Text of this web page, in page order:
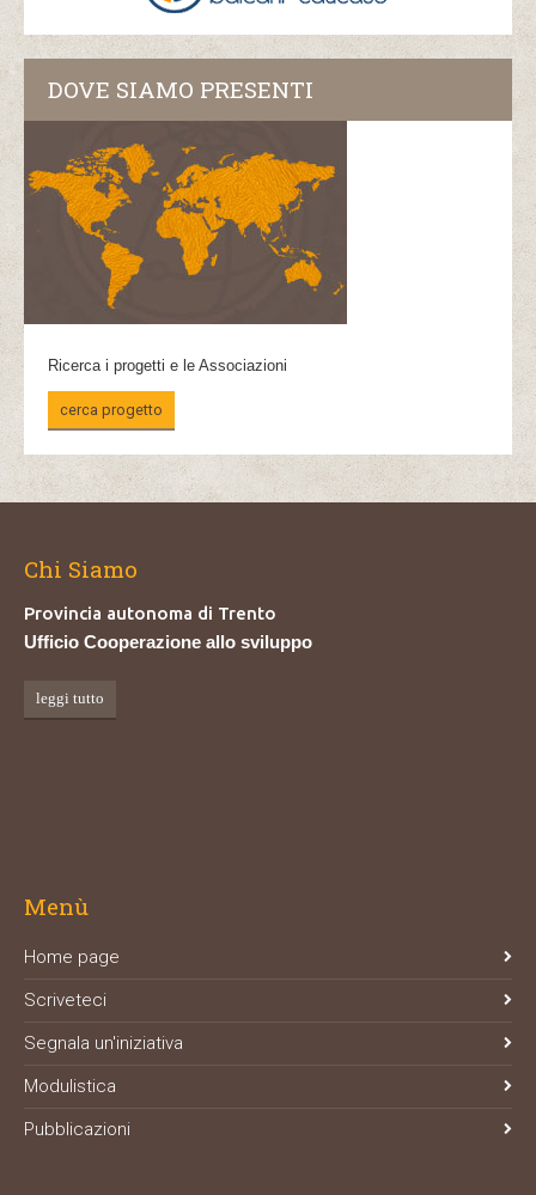
DOVE SIAMO PRESENTI
Ricerca i progetti e le Associazioni
cerca progetto
Chi Siamo
Provincia autonoma di Trento
Ufficio Cooperazione allo sviluppo
leggi tutto
Menù
Home page
Scriveteci
Segnala un'iniziativa
Modulistica
Pubblicazioni